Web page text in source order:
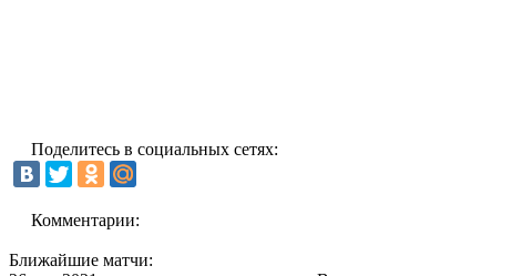
Поделитесь в социальных сетях:
Комментарии:
Ближайшие матчи: